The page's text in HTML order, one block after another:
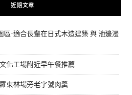
近期文章
區-適合長輩在日式木造建築 與 池邊漫
化工場附近早午餐推薦
東林場旁老字號肉羹